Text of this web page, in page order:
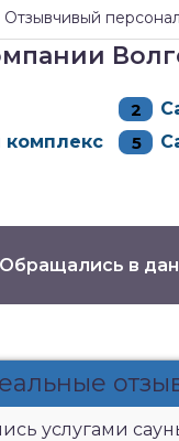
Отзывчивый
комплекс
Обращались в
услугами